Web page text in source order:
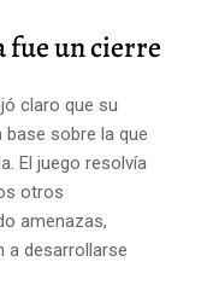
fue un cierre
claro que su
sobre la que
El juego resolvía
otros
amenazas,
a desarrollarse